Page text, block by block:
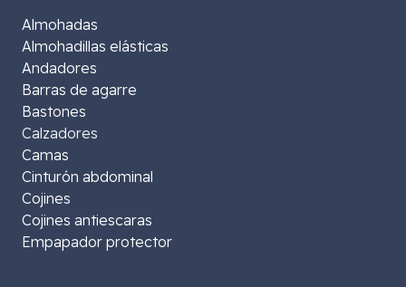
Almohadas
Almohadillas elásticas
Andadores
Barras de agarre
Bastones
Calzadores
Camas
Cinturón abdominal
Cojines
Cojines antiescaras
Empapador protector